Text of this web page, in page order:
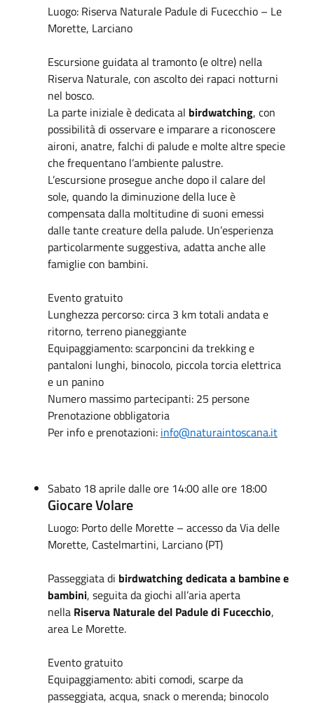
Luogo: Riserva Naturale Padule di Fucecchio – Le
Morette, Larciano
Escursione guidata al tramonto (e oltre) nella
Riserva Naturale, con ascolto dei rapaci notturni
nel bosco.
La parte iniziale è dedicata al birdwatching, con
possibilità di osservare e imparare a riconoscere
aironi, anatre, falchi di palude e molte altre specie
che frequentano l’ambiente palustre.
L’escursione prosegue anche dopo il calare del
sole, quando la diminuzione della luce è
compensata dalla moltitudine di suoni emessi
dalle tante creature della palude. Un’esperienza
particolarmente suggestiva, adatta anche alle
famiglie con bambini.
Evento gratuito
Lunghezza percorso: circa 3 km totali andata e
ritorno, terreno pianeggiante
Equipaggiamento: scarponcini da trekking e
pantaloni lunghi, binocolo, piccola torcia elettrica
e un panino
Numero massimo partecipanti: 25 persone
Prenotazione obbligatoria
Per info e prenotazioni: info@naturaintoscana.it
Sabato 18 aprile dalle ore 14:00 alle ore 18:00
Giocare Volare
Luogo: Porto delle Morette – accesso da Via delle
Morette, Castelmartini, Larciano (PT)
Passeggiata di birdwatching dedicata a bambine e
bambini, seguita da giochi all’aria aperta
nella Riserva Naturale del Padule di Fucecchio,
area Le Morette.
Evento gratuito
Equipaggiamento: abiti comodi, scarpe da
passeggiata, acqua, snack o merenda; binocolo